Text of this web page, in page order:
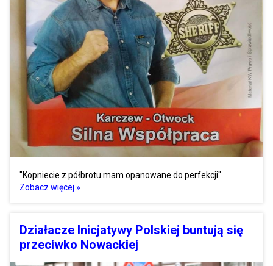
"Kopniecie z półbrotu mam opanowane do perfekcji".
Zobacz więcej »
Działacze Inicjatywy Polskiej buntują się
przeciwko Nowackiej